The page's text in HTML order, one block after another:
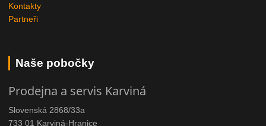
Kontakty
Partneři
Naše pobočky
Prodejna a servis Karviná
Slovenská 2868/33a
733 01 Karviná-Hranice